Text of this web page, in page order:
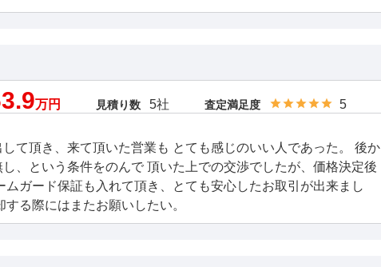
万円 見積り数 5社 査定満足度 5
て頂き、来て頂いた営業も とても感じのいい人であった。 後か
、という条件をのんで 頂いた上での交渉でしたが、価格決定後
ムガード保証も入れて頂き、とても安心したお取引が出来まし
する際にはまたお願いしたい。